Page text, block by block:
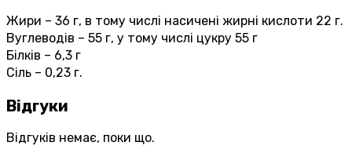
Жири – 36 г, в тому числі насичені жирні кислоти 22 г.
Вуглеводів – 55 г, у тому числі цукру 55 г
Білків – 6,3 г
Сіль – 0,23 г.
Відгуки
Відгуків немає, поки що.